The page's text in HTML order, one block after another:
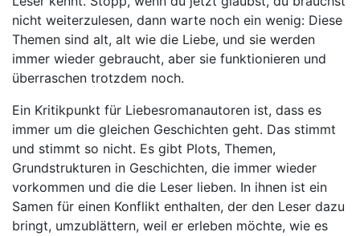
nicht weiterzulesen, dann warte noch ein wenig: Diese
Themen sind alt, alt wie die Liebe, und sie werden
immer wieder gebraucht, aber sie funktionieren und
überraschen trotzdem noch.
Ein Kritikpunkt für Liebesromanautoren ist, dass es
immer um die gleichen Geschichten geht. Das stimmt
und stimmt so nicht. Es gibt Plots, Themen,
Grundstrukturen in Geschichten, die immer wieder
vorkommen und die die Leser lieben. In ihnen ist ein
Samen für einen Konflikt enthalten, der den Leser dazu
bringt, umzublättern, weil er erleben möchte, wie es